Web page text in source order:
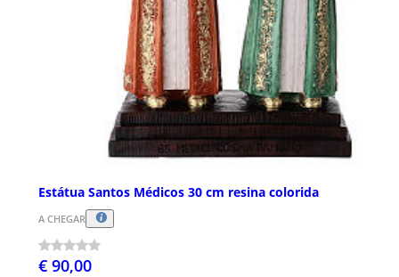
Estátua Santos Médicos 30 cm resina colorida
A CHEGAR
€ 90,00